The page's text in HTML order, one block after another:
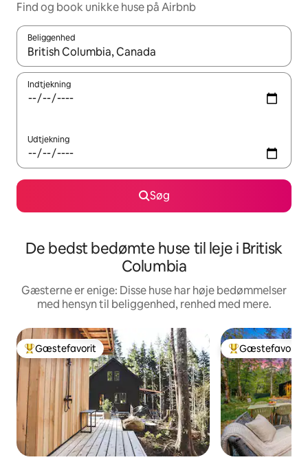
Find og book unikke huse på Airbnb
Beliggenhed
Når resultaterne er tilgængelige, skal du navigere med
Indtjekning
Udtjekning
Søg
De bedst bedømte huse til leje i Britisk
Columbia
Gæsterne er enige: Disse huse har høje bedømmelser
med hensyn til beliggenhed, renhed med mere.
Bedste gæstefavorit
Gæstefavorit Bedste
Gæstefavorit